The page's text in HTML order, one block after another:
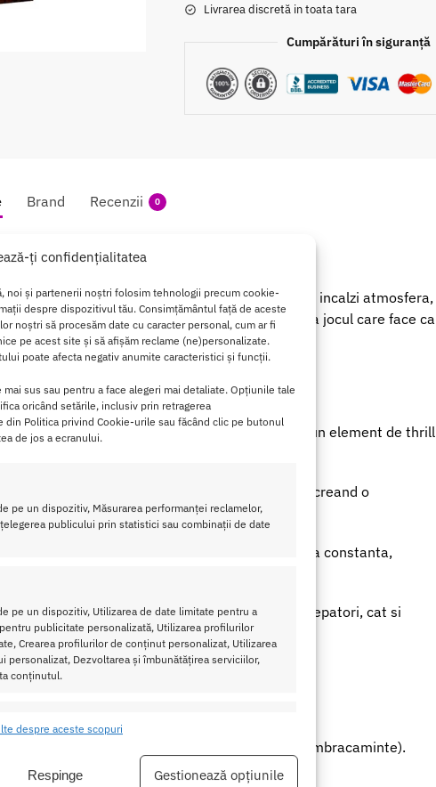
ți confidențialitatea
noi și partenerii noștri folosim tehnologii precum cookie-
despre dispozitivul tău. Consimțământul față de aceste
noștri să procesăm date cu caracter personal, cum ar fi
pe acest site și să afișăm reclame (ne)personalizate.
poate afecta negativ anumite caracteristici și funcții.
sus sau pentru a face alegeri mai detaliate. Opțiunile tale
oricând setările, inclusiv prin retragerea
Politica privind Cookie-urile sau făcând clic pe butonul
de jos a ecranului.
pe un dispozitiv, Măsurarea performanței reclamelor,
publicului prin statistici sau combinații de date
pe un dispozitiv, Utilizarea de date limitate pentru a
publicitate personalizată, Utilizarea profilurilor
Crearea profilurilor de conținut personalizat, Utilizarea
Dezvoltarea și îmbunătățirea serviciilor,
conținutul.
baza informațiilor transmise automat.
despre aceste scopuri
Respinge Gestionează opțiunile
Livrarea discretă in toata tara
Cumpărături în siguranță
Brand Recenzii 0
Cuplu si Prieteni
este jocul clasic si elegant conceput pentru a incalzi atmosfera,
un spectacol al seductiei incitante. Descopera jocul care face ca
si Emotie
mici de prieteni care doresc sa adauge un element de thrill
dezbracarea progresiva si eliberarea, creand o
confortabil cu propria senzualitate.
in loc de jetoane mentine o tensiune erotica constanta,
si emotii.
usor de invatat, fiind un joc ideal atat pentru incepatori, cat si
de Strip (carti cu instructiuni sau piese de imbracaminte).